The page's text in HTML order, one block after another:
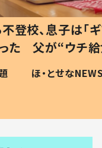
ギフテ
給食”を
和の親編集部
ひ孫
が、抱
「涙が
い」